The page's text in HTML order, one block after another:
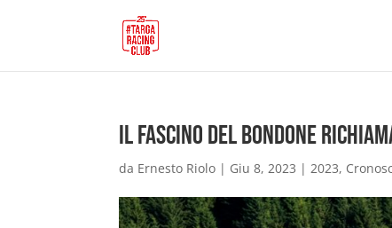
Il fascino del Bondone
da Ernesto Riolo | Giu 8, 2023 |2023,